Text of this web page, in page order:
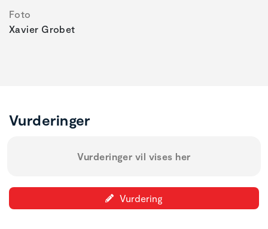
Foto
Xavier Grobet
Vurderinger
Vurderinger vil vises her
Vurdering